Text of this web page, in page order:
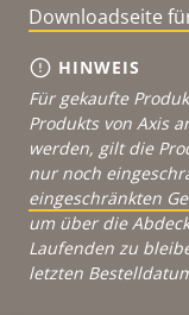
Downloadseite
HINWEIS
Für gekaufte
Produkts von Axis
werden, gilt die
nur noch
eingeschränkten
um über die
Laufenden zu
letzten